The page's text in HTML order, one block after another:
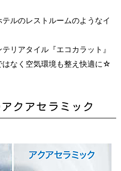
ルのレストルームのようなイ
リアタイル『エコカラット』
はなく空気環境も整え快適に☆
クアセラミック